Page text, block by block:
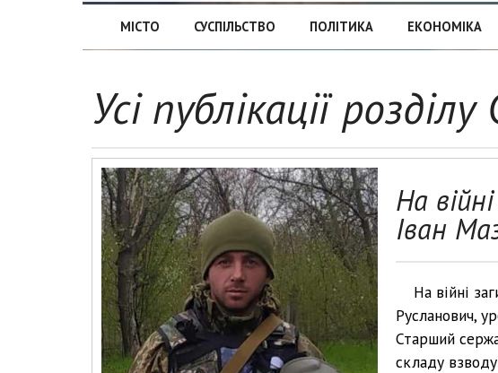
МІСТО СУСПІЛЬСТВО ПОЛІТИКА ЕКОНОМІКА
Усі публікації
На
Іван
На війні
Русланович,
Старший
складу